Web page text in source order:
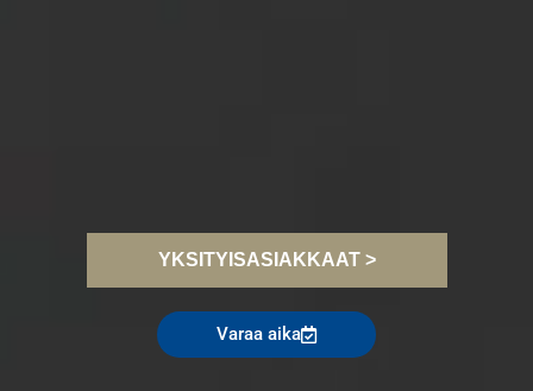
YKSITYISASIAKKAAT >
Varaa aika